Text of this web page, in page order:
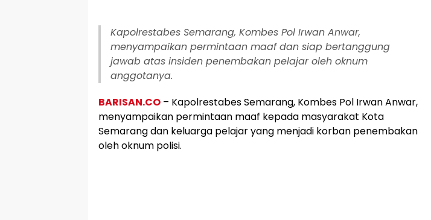
Kapolrestabes Semarang, Kombes Pol Irwan Anwar,
menyampaikan permintaan maaf dan siap bertanggung
jawab atas insiden penembakan pelajar oleh oknum
anggotanya.
BARISAN.CO – Kapolrestabes Semarang, Kombes Pol Irwan Anwar,
menyampaikan permintaan maaf kepada masyarakat Kota
Semarang dan keluarga pelajar yang menjadi korban penembakan
oleh oknum polisi.